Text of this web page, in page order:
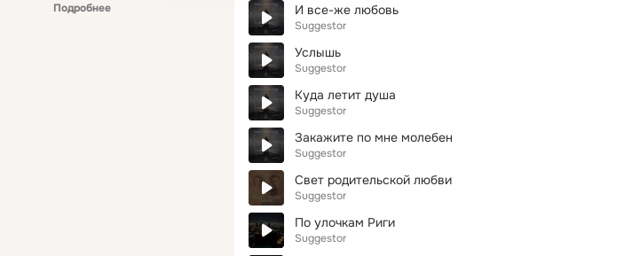
Подробнее
И все-же любовь
Suggestor
Услышь
Suggestor
Куда летит душа
Suggestor
Закажите по мне молебен
Suggestor
Свет родительской любви
Suggestor
По улочкам Риги
Suggestor